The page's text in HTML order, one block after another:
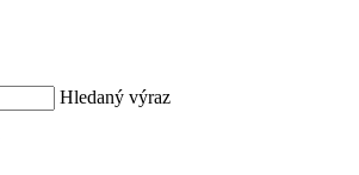
Hledaný výraz